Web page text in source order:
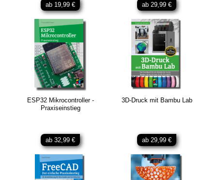
ab 19,99 € ab 29,99 €
ESP32 Mikrocontroller -
Praxiseinstieg
ab 32,99 €
3D-Druck mit Bambu Lab
ab 29,99 €